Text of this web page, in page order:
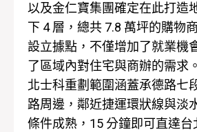
以及金仁寶集團確定在此打造
下 4 層，總共 7.8 萬坪的購物
設立據點，不僅增加了就業機
了區域內對住宅與商辦的需求。
北士科重劃範圍涵蓋承德路七
路周邊，鄰近捷運環狀線與淡
條件成熟，15 分鐘即可直達